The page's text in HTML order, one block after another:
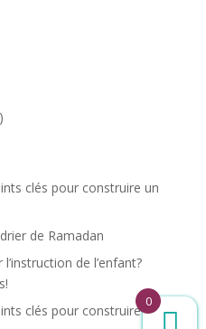
clés pour construire un
de Ramadan
de l’enfant?
clés pour construire un
0